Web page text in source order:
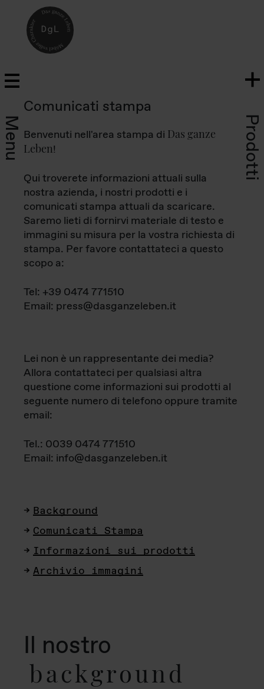
Menu Prodotti
Comunicati stampa
Benvenuti nell'area stampa di Das ganze
Leben!
Qui troverete informazioni attuali sulla
nostra azienda, i nostri prodotti e i
comunicati stampa attuali da scaricare.
Saremo lieti di fornirvi materiale di testo e
immagini su misura per la vostra richiesta di
stampa. Per favore contattateci a questo
scopo a:
Tel: +39 0474 771510
Email: press@dasganzeleben.it
Lei non è un rappresentante dei media?
Allora contattateci per qualsiasi altra
questione come informazioni sui prodotti al
seguente numero di telefono oppure tramite
email:
Tel.: 0039 0474 771510
Email: info@dasganzeleben.it
Background
Comunicati Stampa
Informazioni sui prodotti
Archivio immagini
Il nostro
background